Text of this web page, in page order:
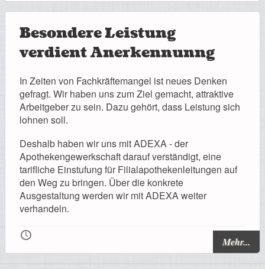
Besondere Leistung
verdient Anerkennunng
In Zeiten von Fachkräftemangel ist neues Denken
gefragt. Wir haben uns zum Ziel gemacht, attraktive
Arbeitgeber zu sein. Dazu gehört, dass Leistung sich
lohnen soll.
Deshalb haben wir uns mit ADEXA - der
Apothekengewerkschaft darauf verständigt, eine
tarifliche Einstufung für Filialapothekenleitungen auf
den Weg zu bringen. Über die konkrete
Ausgestaltung werden wir mit ADEXA weiter
verhandeln.
🕔 Mehr...